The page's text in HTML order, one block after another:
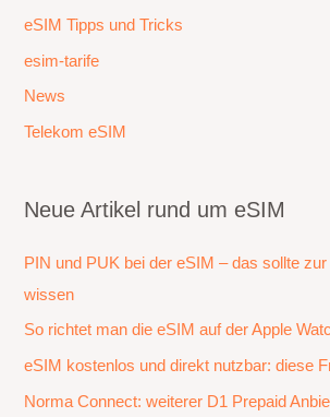
eSIM Tipps und Tricks
esim-tarife
News
Telekom eSIM
Neue Artikel rund um eSIM
PIN und PUK bei der eSIM – das sollte
wissen
So richtet man die eSIM auf der Apple
eSIM kostenlos und direkt nutzbar: diese
Norma Connect: weiterer D1 Prepaid